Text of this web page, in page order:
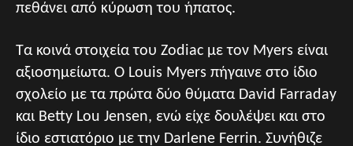
πεθάνει από κύρωση του ήπατος.
Τα κοινά στοιχεία του Zodiac με τον Myers είναι
αξιοσημείωτα. Ο Louis Myers πήγαινε στο ίδιο
σχολείο με τα πρώτα δύο θύματα David Farraday
και Betty Lou Jensen, ενώ είχε δουλέψει και στο
ίδιο εστιατόριο με την Darlene Ferrin. Συνήθιζε